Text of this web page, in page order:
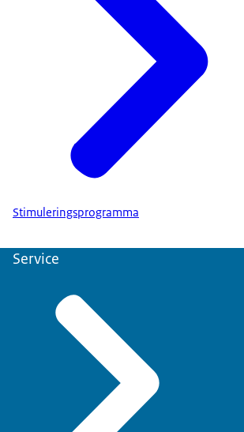
Stimuleringsprogramma
Service